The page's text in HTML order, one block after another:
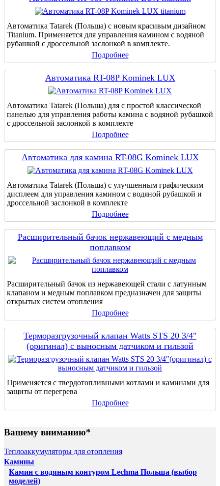
Автоматика Tatarek (Польша) с новым красивым дизайном
Titanium. Применяется для управления камином с водяной
рубашкой с дроссельной заслонкой в комплекте.
Подробнее
Автоматика RT-08P Kominek LUX
Автоматика Tatarek (Польша) для с простой классической
панелью для управления работы камина с водяной рубашкой
с дроссельной заслонкой в комплекте
Подробнее
Автоматика для камина RT-08G Kominek LUX
Автоматика Tatarek (Польша) с улучшенным графическим
дисплеем для управления камином с водяной рубашкой и
дроссельной заслонкой в комплекте
Подробнее
Расширительный бачок нержавеющий с медным
поплавком
Расширительный бачок из нержавеющей стали с латунным
клапаном и медным поплавком предназначен для защиты
открытых систем отопления
Подробнее
Терморазгрузочный клапан Watts STS 20 3/4"
(оригинал) с выносным датчиком и гильзой
Применяется с твердотопливными котлами и каминами для
защиты от перегрева
Подробнее
Вашему вниманию*
Теплоаккумуляторы для отопления
Камины
Камин с водяным контуром Lechma Польша (выбор
моделей)